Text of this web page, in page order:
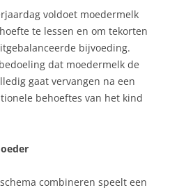
voldoet moedermelk
te lessen en om tekorten
bijvoeding.
dat moedermelk de
gaat vervangen na een
behoeftes van het kind
combineren speelt een